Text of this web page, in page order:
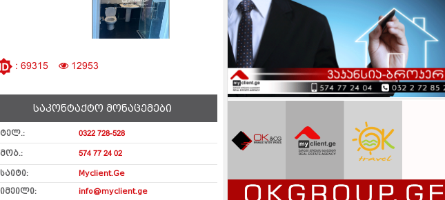
: 69315 12953
საკონტაქტო მონაცემები
ტელ.: 0322 728-528
მობ.: 574 77 24 02
საიტი:
Myclient.Ge
იმეილი:
info@myclient.ge